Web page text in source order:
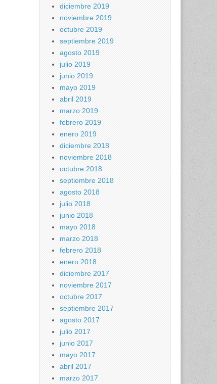
diciembre 2019
noviembre 2019
octubre 2019
septiembre 2019
agosto 2019
julio 2019
junio 2019
mayo 2019
abril 2019
marzo 2019
febrero 2019
enero 2019
diciembre 2018
noviembre 2018
octubre 2018
septiembre 2018
agosto 2018
julio 2018
junio 2018
mayo 2018
marzo 2018
febrero 2018
enero 2018
diciembre 2017
noviembre 2017
octubre 2017
septiembre 2017
agosto 2017
julio 2017
junio 2017
mayo 2017
abril 2017
marzo 2017